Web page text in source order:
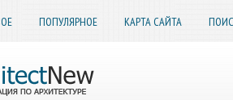
ПОПУЛЯРНОЕ КАРТА САЙТА